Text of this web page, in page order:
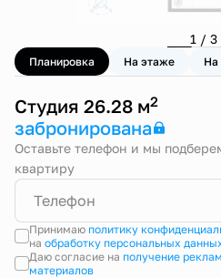
1 / 3
Планировка На этаже На
Студия 26.28 м2
забронирована
Оставьте телефон и мы
квартиру
Принимаю политику
на обработку персональных
Даю согласие на получение
материалов